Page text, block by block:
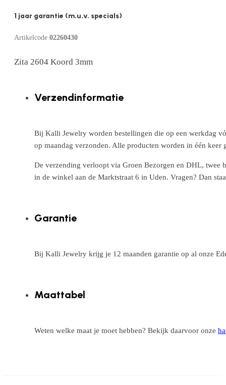
1 jaar garantie (m.u.v. specials)
Artikelcode 02260430
Zita 2604 Koord 3mm
Verzendinformatie
Bij Kalli Jewelry worden bestellingen die op een werkdag
op maandag verzonden. Alle producten worden in één
De verzending verloopt via Groen Bezorgen en DHL, twee
in de winkel aan de Marktstraat 6 in Uden. Vragen? Dan
Garantie
Bij Kalli Jewelry krijg je 12 maanden garantie op al onze
Maattabel
Weten welke maat je moet hebben? Bekijk daarvoor onze